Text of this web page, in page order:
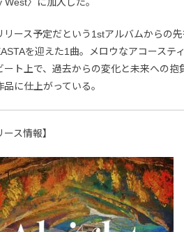
リース予定だという1stアルバムからの
を迎えた1曲。メロウなアコーステ
ート上で、過去からの変化と未来への
品に仕上がっている。
ース情報】